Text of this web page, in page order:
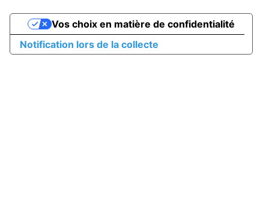
Notification lors de la collecte
Vos choix en matière de confidentialité